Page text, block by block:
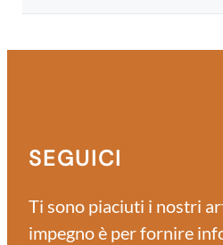
SEGUICI
Ti sono piaciuti i nostri
impegno è per fornire